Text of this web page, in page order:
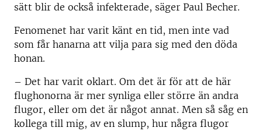
sätt blir de också infekterade, säger Paul Becher.
Fenomenet har varit känt en tid, men inte vad
som får hanarna att vilja para sig med den döda
honan.
– Det har varit oklart. Om det är för att de här
flughonorna är mer synliga eller större än andra
flugor, eller om det är något annat. Men så såg en
kollega till mig, av en slump, hur några flugor